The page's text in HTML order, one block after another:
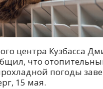
центра Кузбасса
что
погоды
15 мая.